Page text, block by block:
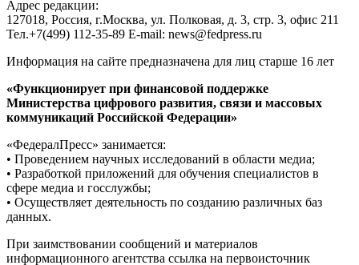
Адрес редакции:
127018, Россия, г.Москва, ул. Полковая, д. 3, стр. 3, офис 211
Тел.+7(499) 112-35-89 E-mail: news@fedpress.ru
Информация на сайте предназначена для лиц старше 16 лет
«Функционирует при финансовой поддержке
Министерства цифрового развития, связи и массовых
коммуникаций Российской Федерации»
«ФедералПресс» занимается:
• Проведением научных исследований в области медиа;
• Разработкой приложений для обучения специалистов в
сфере медиа и госслужбы;
• Осуществляет деятельность по созданию различных баз
данных.
При заимствовании сообщений и материалов
информационного агентства ссылка на первоисточник